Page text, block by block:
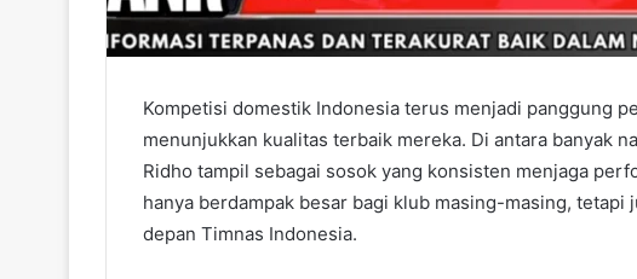
Kompetisi domestik Indonesia terus menjadi panggung
menunjukkan kualitas terbaik mereka. Di antara banyak
Ridho tampil sebagai sosok yang konsisten menjaga
hanya berdampak besar bagi klub masing-masing,
depan Timnas Indonesia.